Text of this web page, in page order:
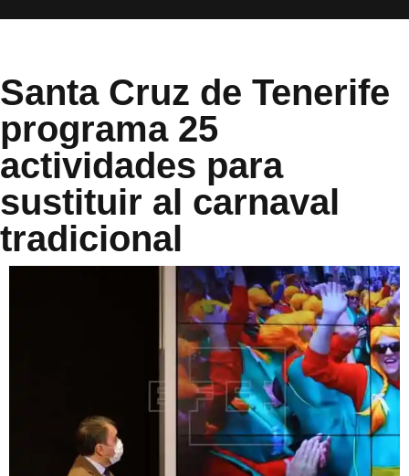
Santa Cruz de Tenerife
programa 25
actividades para
sustituir al carnaval
tradicional